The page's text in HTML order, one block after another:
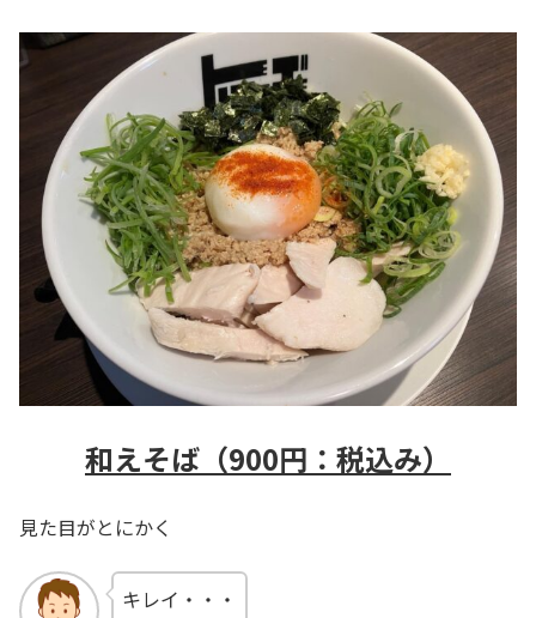
和えそば（900円：税込み）
見た目がとにかく
キレイ・・・